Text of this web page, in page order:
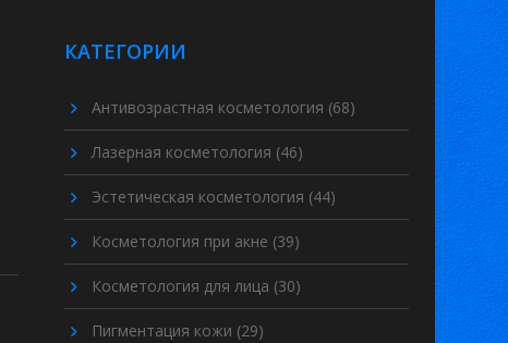
КАТЕГОРИИ
Антивозрастная косметология (68)
Лазерная косметология (46)
Эстетическая косметология (44)
Косметология при акне (39)
Косметология для лица (30)
Пигментация кожи (29)